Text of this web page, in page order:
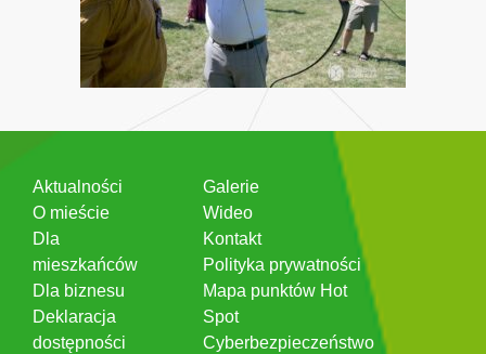
Aktualności
O mieście
Dla
mieszkańców
Dla biznesu
Deklaracja
dostępności
Galerie
Wideo
Kontakt
Polityka prywatności
Mapa punktów Hot
Spot
Cyberbezpieczeństwo